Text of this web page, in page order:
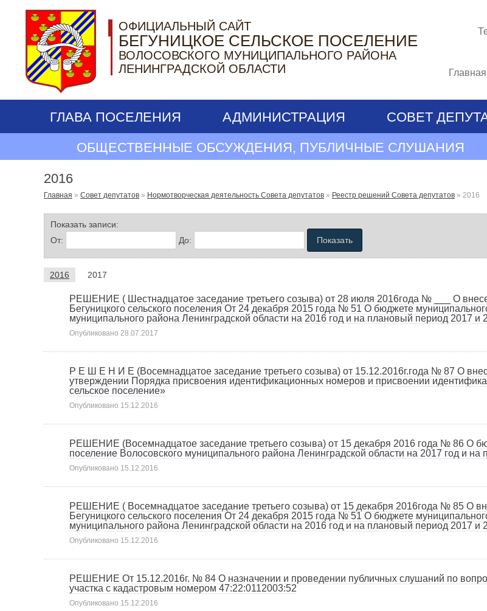
ОФИЦИАЛЬНЫЙ САЙТ
БЕГУНИЦКОЕ СЕЛЬСКОЕ ПОСЕЛЕНИЕ
ВОЛОСОВСКОГО МУНИЦИПАЛЬНОГО РАЙОНА
ЛЕНИНГРАДСКОЙ ОБЛАСТИ
Главная
ГЛАВА ПОСЕЛЕНИЯ АДМИНИСТРАЦИЯ СОВЕТ
ОБЩЕСТВЕННЫЕ ОБСУЖДЕНИЯ, ПУБЛИЧНЫЕ СЛУШАНИЯ
2016
Главная » Совет депутатов » Нормотворческая деятельность Совета депутатов » Реестр решений Совета депутатов » 2016
Показать записи:
От:
До:
2016 2017
РЕШЕНИЕ ( Шестнадцатое заседание третьего созыва) от 28 июля 2016года № ___ О
Бегуницкого сельского поселения От 24 декабря 2015 года № 51 О бюджете
муниципального района Ленинградской области на 2016 год и на плановый период 2017 и
Опубликовано 28.07.2017
Р Е Ш Е Н И Е (Восемнадцатое заседание третьего созыва) от 15.12.2016г.года № 87 О
утверждении Порядка присвоения идентификационных номеров и присвоении
сельское поселение»
Опубликовано 15.12.2016
РЕШЕНИЕ (Восемнадцатое заседание третьего созыва) от 15 декабря 2016 года № 86 О
поселение Волосовского муниципального района Ленинградской области на 2017 год и
Опубликовано 15.12.2016
РЕШЕНИЕ ( Восемнадцатое заседание третьего созыва) от 15 декабря 2016года № 85 О
Бегуницкого сельского поселения От 24 декабря 2015 года № 51 О бюджете
муниципального района Ленинградской области на 2016 год и на плановый период 2017 и
Опубликовано 15.12.2016
РЕШЕНИЕ От 15.12.2016г. № 84 О назначении и проведении публичных слушаний по
участка с кадастровым номером 47:22:0112003:52
Опубликовано 15.12.2016